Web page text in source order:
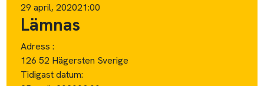
29 april, 202021:00
Lämnas
Adress :
126 52 Hägersten Sverige
Tidigast datum: